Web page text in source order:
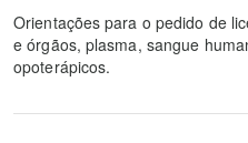
Orientações para o pedido de
e órgãos, plasma, sangue
opoterápicos.